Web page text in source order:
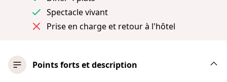
Spectacle vivant
Prise en charge et retour à l'hôtel
Points forts et description